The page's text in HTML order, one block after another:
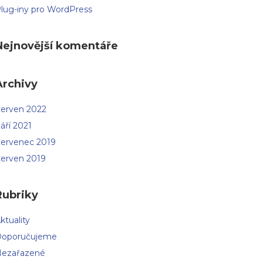
iny pro WordPress
komentáře
2022
2021
2019
2019